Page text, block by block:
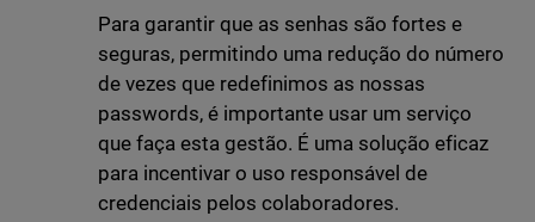
Para garantir que as senhas são fortes e
seguras, permitindo uma redução do número
de vezes que redefinimos as nossas
passwords, é importante usar um serviço
que faça esta gestão. É uma solução eficaz
para incentivar o uso responsável de
credenciais pelos colaboradores.